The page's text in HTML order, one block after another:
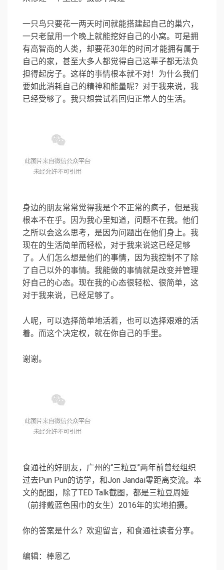
一只鸟只要花一两天时间就能搭建起自己的巢穴，
一只老鼠用一个晚上就能挖好自己的小窝。可是拥
有高智商的人类，却要花30年的时间才能拥有属于
自己的家，甚至大多人都觉得自己这辈子都无法负
担得起房子。这样的事情根本就不对！为什么我们
要如此消耗自己的精神和能量呢？对于我来说，我
已经受够了。我只想尝试着回归正常人的生活。
身边的朋友常常觉得我是个不正常的疯子，但是我
根本不在乎。因为我心里知道，问题不在我。他们
之所以会这么思考，是因为问题出在他们身上。我
现在的生活简单而轻松，对于我来说这已经足够
了。人们怎么想是他们的事情，因为我控制不了除
了自己以外的事情。我能做的事情就是改变并管理
好自己的心态。现在我的心态很轻松、很简单，这
对于我来说，已经足够了。
人呢，可以选择简单地活着，也可以选择艰难的活
着。而这个决定权，就在你自己的手里。
谢谢。
食通社的好朋友，广州的“三粒豆”两年前曾经组织
过去Pun Pun的访学，和Jon Jandai零距离交流。本
文的配图，除了TED Talk截图，都是三粒豆周娅
（前排戴蓝色围巾的女生）2016年的实地拍摄。
你的答案是什么？欢迎留言，和食通社读者分享。
编辑：棒恩乙